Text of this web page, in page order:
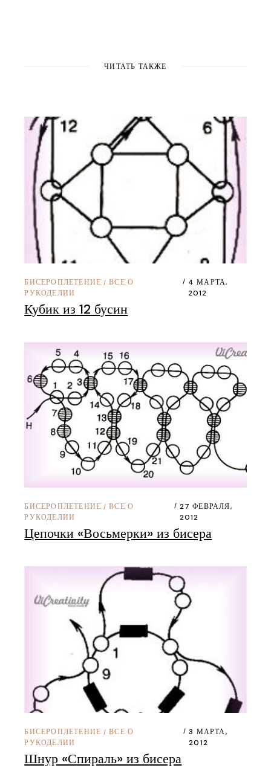
ЧИТАТЬ ТАКЖЕ
БИСЕРОПЛЕТЕНИЕ /ВСЕ О
РУКОДЕЛИИ
4 МАРТА,
2012
Кубик из 12 бусин
БИСЕРОПЛЕТЕНИЕ /ВСЕ О
РУКОДЕЛИИ
27 ФЕВРАЛЯ,
2012
Цепочки «Восьмерки» из бисера
БИСЕРОПЛЕТЕНИЕ /ВСЕ О
РУКОДЕЛИИ
3 МАРТА,
2012
Шнур «Спираль» из бисера